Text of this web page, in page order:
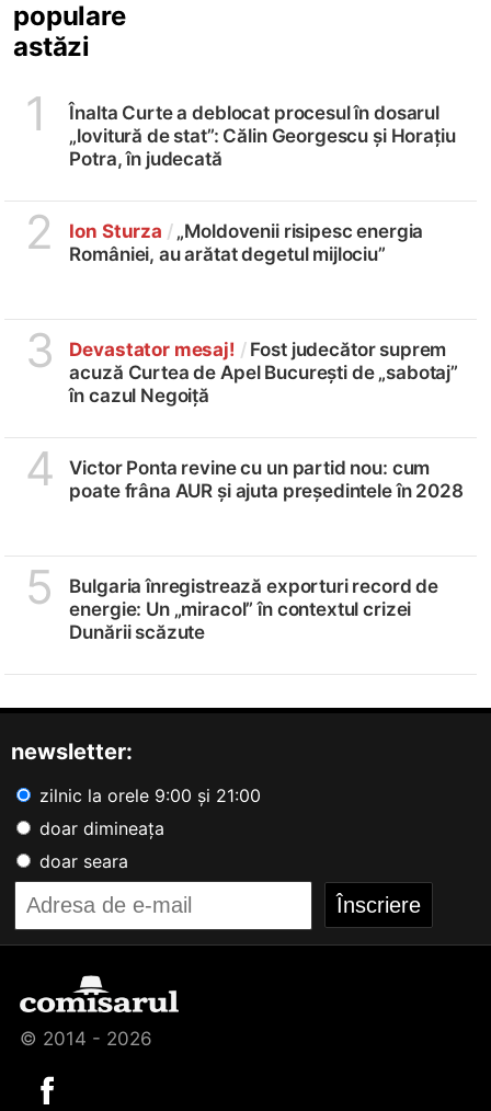
populare
astăzi
1
Înalta Curte a deblocat procesul în dosarul
„lovitură de stat”: Călin Georgescu și Horațiu
Potra, în judecată
2 Ion Sturza /„Moldovenii risipesc energia
României, au arătat degetul mijlociu”
3 Devastator mesaj! / Fost judecător suprem
acuză Curtea de Apel București de „sabotaj”
în cazul Negoiță
4
Victor Ponta revine cu un partid nou: cum
poate frâna AUR și ajuta președintele în 2028
5
Bulgaria înregistrează exporturi record de
energie: Un „miracol” în contextul crizei
Dunării scăzute
newsletter:
zilnic la orele 9:00 și 21:00
doar dimineața
doar seara
© 2014 - 2026